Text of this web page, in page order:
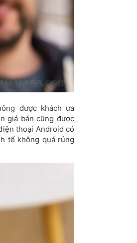
được khách ưa
giá bán cũng được
thoại Android có
tế không quá rủng